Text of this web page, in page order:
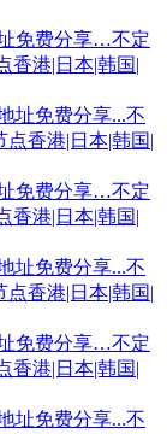
址免费分享…不定
香港|日本|韩国|
址免费分享…不定
香港|日本|韩国|
址免费分享…不定
香港|日本|韩国|